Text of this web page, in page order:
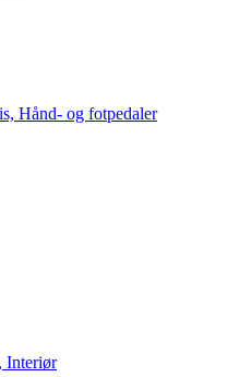
Hånd- og fotpedaler
Interiør